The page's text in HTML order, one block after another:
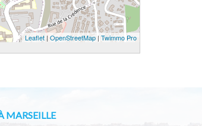
Leaflet | OpenStreetMap | Twimmo Pro
MARSEILLE